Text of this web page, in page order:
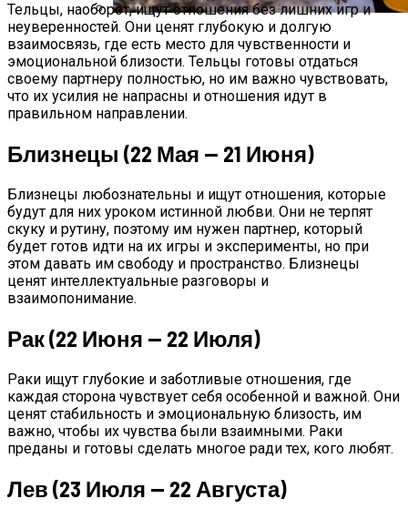
Какие Цвета В Одежде Помогут
Притянуть Осенью 2023 Богатство И
Удачу
Тельцы, наоборот, ищут отношения без лишних игр и
неуверенностей. Они ценят глубокую и долгую
взаимосвязь, где есть место для чувственности и
эмоциональной близости. Тельцы готовы отдаться
своему партнеру полностью, но им важно чувствовать,
что их усилия не напрасны и отношения идут в
правильном направлении.
Близнецы (22 Мая — 21 Июня)
Близнецы любознательны и ищут отношения, которые
будут для них уроком истинной любви. Они не терпят
скуку и рутину, поэтому им нужен партнер, который
будет готов идти на их игры и эксперименты, но при
этом давать им свободу и пространство. Близнецы
ценят интеллектуальные разговоры и
взаимопонимание.
Рак (22 Июня — 22 Июля)
Раки ищут глубокие и заботливые отношения, где
каждая сторона чувствует себя особенной и важной. Они
ценят стабильность и эмоциональную близость, им
важно, чтобы их чувства были взаимными. Раки
преданы и готовы сделать многое ради тех, кого любят.
Лев (23 Июля — 22 Августа)